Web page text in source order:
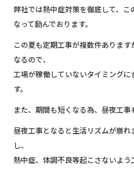
e
b
o
o
弊社では熱中症対策を徹底して、
なって励んでおります。
この夏も定期工事が複数件ありま
なるので、
工場が稼働していないタイミング
す。
また、期間も短くなる為、昼夜工事
昼夜工事となると生活リズムが崩
し、
熱中症、体調不良等起こさないよう